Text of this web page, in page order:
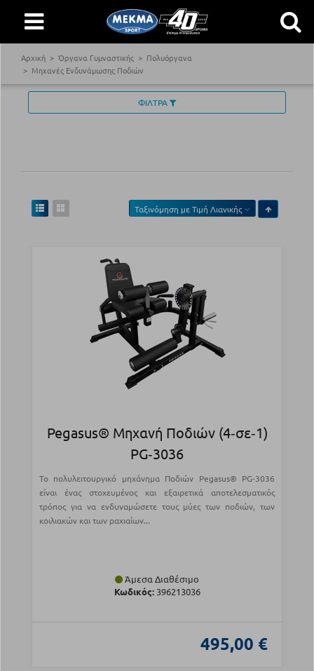
Αρχική Όργανα Γυμναστικής
Πολυόργανα
Μηχανές Ενδυνάμωσης Ποδιών
ΦΙΛΤΡΑ
Ταξινόμηση μεΤιμή Λιανικής
Pegasus® Μηχανή Ποδιών (4‑σε‑1)
PG‑3036
Το πολυλειτουργικό μηχάνημα Ποδιών Pegasus® PG-3036
είναι ένας στοχευμένος και εξαιρετικά αποτελεσματικός
τρόπος για να ενδυναμώσετε τους μύες των ποδιών, των
κοιλιακών και των ραχιαίων...
Άμεσα Διαθέσιμο
Κωδικός:396213036
495,00 €